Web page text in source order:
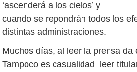
‘ascenderá a los cielos’ y
cuando se repondrán todos los
distintas administraciones.
Muchos días, al leer la prensa da
Tampoco es casualidad leer